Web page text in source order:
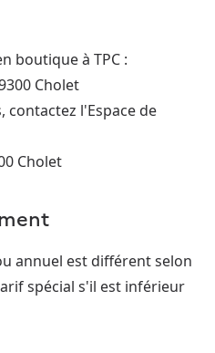
boutique à TPC :
Cholet
contactez l'Espace de
Cholet
annuel est différent selon
spécial s'il est inférieur